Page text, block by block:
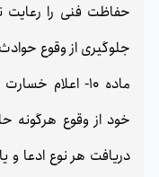
حفاظت فنی را رعایت
جلوگیری از وقوع
ماده 10- اعلام
خود از وقوع هرگونه
دریافت هر نوع ادعا